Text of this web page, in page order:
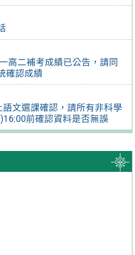
高二補考成績已公告，請同
確認成績
語文選課確認，請所有非科學
前確認資料是否無誤